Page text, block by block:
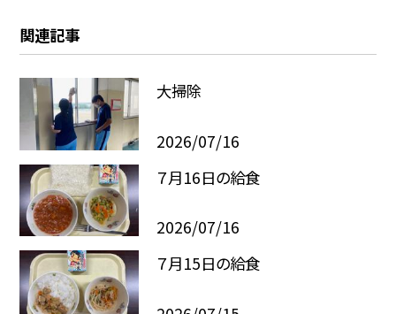
関連記事
大掃除
2026/07/16
７月16日の給食
2026/07/16
７月15日の給食